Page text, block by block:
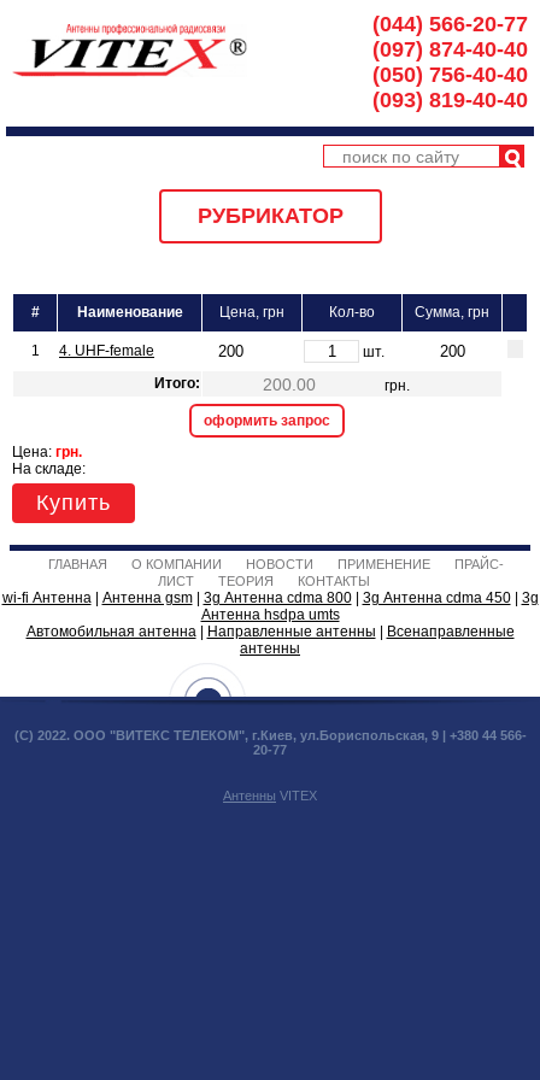
(044) 566-20-77
(097) 874-40-40
(050) 756-40-40
(093) 819-40-40
РУБРИКАТОР
# Наименование Цена, грн Кол-во Сумма, грн
1 4. UHF-female
шт.
Итого:
грн.
оформить запрос
Цена: грн.
На складе:
Купить
ГЛАВНАЯ О КОМПАНИИ НОВОСТИ ПРИМЕНЕНИЕ
ПРАЙС-
ЛИСТ
ТЕОРИЯ КОНТАКТЫ
wi-fi Антенна| Антенна gsm| 3g Антенна cdma 800| 3g Антенна cdma 450| 3g
Антенна hsdpa umts
Автомобильная антенна| Направленные антенны
Всенаправленные
антенны
(С) 2022. ООО "ВИТЕКС ТЕЛЕКОМ", г.Киев, ул.Бориспольская, 9 | +380 44 566-
20-77
Антенны VITEX